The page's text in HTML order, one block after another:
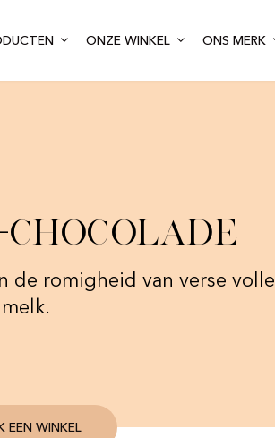
ONZE WINKEL ONS MERK
chocolade
de romigheid van verse volle
melk.
EEN WINKEL